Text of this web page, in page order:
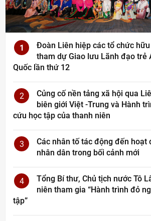
1
Đoàn Liên hiệp các tổ chức
tham dự Giao lưu Lãnh đạo trẻ
Quốc lần thứ 12
2
Củng cố nền tảng xã hội qua
biên giới Việt -Trung và Hành
cứu học tập của thanh niên
3
Các nhân tố tác động đến hoạt
nhân dân trong bối cảnh mới
4
Tổng Bí thư, Chủ tịch nước Tô
niên tham gia “Hành trình đỏ
tập”